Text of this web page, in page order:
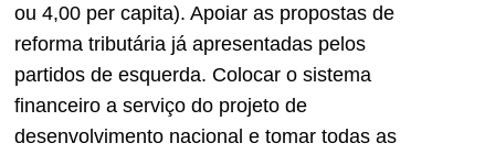
ou 4,00 per capita). Apoiar as propostas de
reforma tributária já apresentadas pelos
partidos de esquerda. Colocar o sistema
financeiro a serviço do projeto de
desenvolvimento nacional e tomar todas as